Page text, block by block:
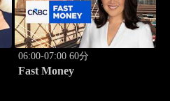
06:00-07:00 60分
Fast Money